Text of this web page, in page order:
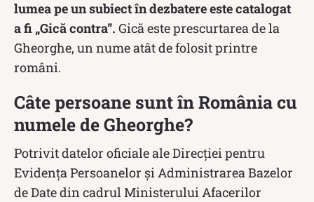
lumea pe un subiect în dezbatere este catalogat
a fi „Gică contra”. Gică este prescurtarea de la
Gheorghe, un nume atât de folosit printre
români.
Câte persoane sunt în România cu
numele de Gheorghe?
Potrivit datelor oficiale ale Direcţiei pentru
Evidenţa Persoanelor şi Administrarea Bazelor
de Date din cadrul Ministerului Afacerilor